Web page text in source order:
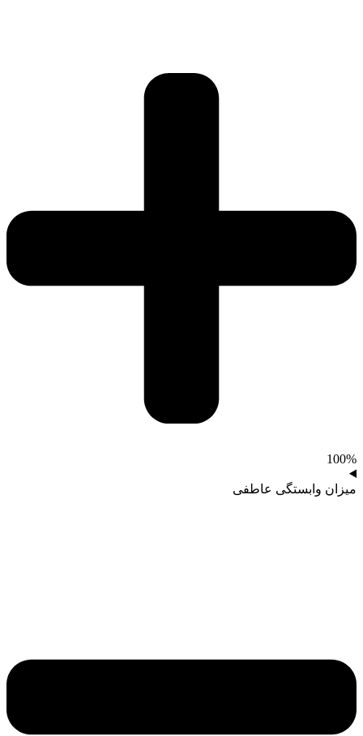
100%
میزان وابستگی عاطفی